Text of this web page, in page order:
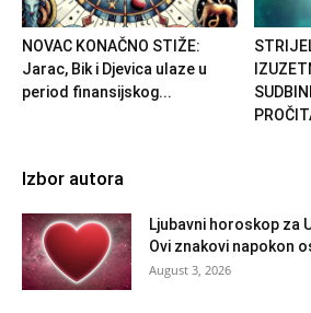
NOVAC KONAČNO STIŽE:
Jarac, Bik i Djevica ulaze u
period finansijskog...
Izbor autora
Ljubavni horoskop za
Ovi znakovi napokon
August 3, 2026